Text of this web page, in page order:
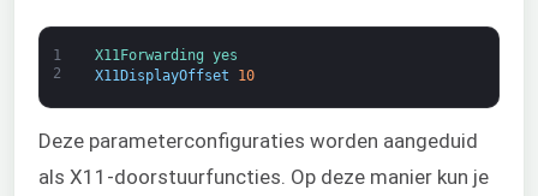
1
2
X11Forwarding yes
X11DisplayOffset
10
Deze parameterconfiguraties worden aangeduid
als X11-doorstuurfuncties. Op deze manier kun je